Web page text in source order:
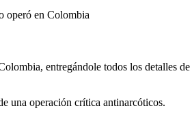
operó en Colombia
entregándole todos los detalles
una operación crítica antinarcóticos.